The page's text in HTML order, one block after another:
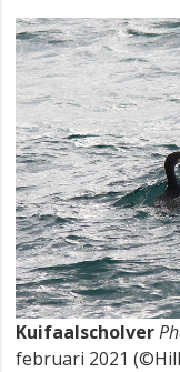
Kuifaalscholver
februari 2021